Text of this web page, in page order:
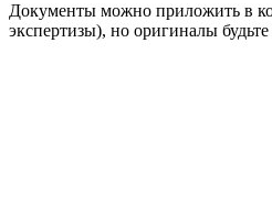
Документы можно приложить в
экспертизы), но оригиналы будьте